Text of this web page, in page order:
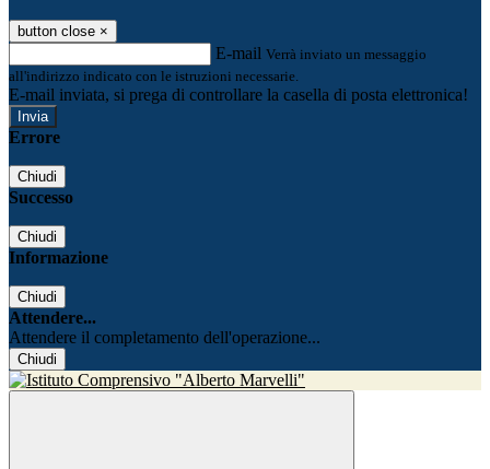
button close ×
E-mail Verrà inviato un messaggio
all'indirizzo indicato con le istruzioni necessarie.
E-mail inviata, si prega di controllare la casella di posta elettronica!
Errore
Chiudi
Successo
Chiudi
Informazione
Chiudi
Attendere...
Attendere il completamento dell'operazione...
Chiudi